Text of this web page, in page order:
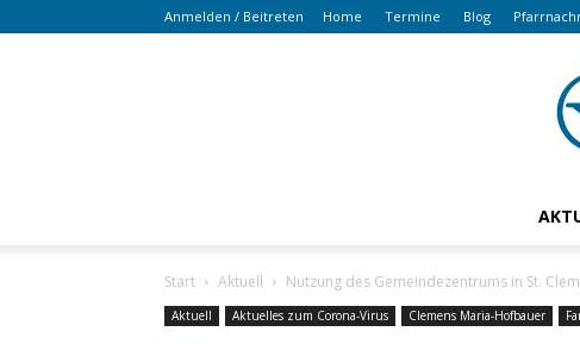
Anmelden / Beitreten Home Termine Blog
Start Aktuell Nutzung des Gemeindezentrums in St.
Aktuell Aktuelles zum Corona-Virus Clemens Maria-Hofbauer